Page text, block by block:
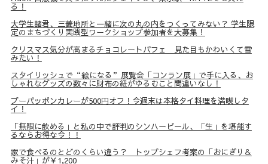
る！
大学生諸君、三菱地所と一緒に次の丸の内をつくってみない？ 学生限
定のまちづくり実践型ワークショップ参加者を大募集！
クリスマス気分が高まるチョコレートパフェ 見た目もかわいくて雪
みたい！
スタイリッシュで“絵になる”展覧会「コンラン展」で手に入る、お
しゃれなグッズの数々に財布の紐がゆるむこと間違いなし！
プーパッポンカレーが500円オフ！今週末は本格タイ料理を満喫しタ
イ！
「無限に飲める」と私の中で評判のシンハービール、「生」を堪能す
るならお得な今！！
家で食べるのとどのくらい違う？ トップシェフ考案の「おにぎり＆
みそ汁」が￥1,200